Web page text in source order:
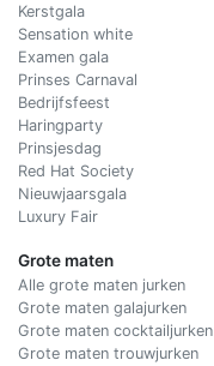
Kerstgala
Sensation white
Examen gala
Prinses Carnaval
Bedrijfsfeest
Haringparty
Prinsjesdag
Red Hat Society
Nieuwjaarsgala
Luxury Fair
Grote maten
Alle grote maten jurken
Grote maten galajurken
Grote maten cocktailjurken
Grote maten trouwjurken